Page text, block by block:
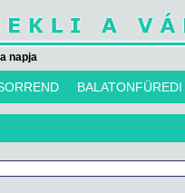
napja